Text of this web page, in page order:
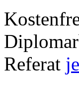
Referat